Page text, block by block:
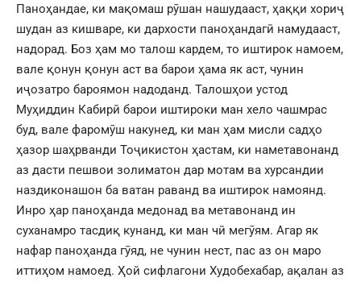
Паноҳандае, ки мақомаш рӯшан нашудааст, ҳаққи хориҷ
шудан аз кишваре, ки дархости паноҳандагӣ намудааст,
надорад. Боз ҳам мо талош кардем, то иштирок намоем,
вале қонун қонун аст ва барои ҳама як аст, чунин
иҷозатро бароямон надоданд. Талошҳои устод
Муҳиддин Кабирӣ барои иштироки ман хело чашмрас
буд, вале фаромӯш накунед, ки ман ҳам мисли садҳо
ҳазор шаҳрванди Тоҷикистон ҳастам, ки наметавонанд
аз дасти пешвои золиматон дар мотам ва хурсандии
наздиконашон ба ватан раванд ва иштирок намоянд.
Инро ҳар паноҳанда медонад ва метавонанд ин
суханамро тасдиқ кунанд, ки ман чӣ мегӯям. Агар як
нафар паноҳанда гӯяд, не чунин нест, пас аз он маро
иттиҳом намоед. Ҳой сифлагони Худобехабар, ақалан аз